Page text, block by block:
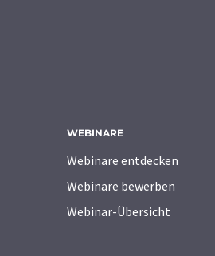
WEBINARE
Webinare entdecken
Webinare bewerben
Webinar-Übersicht